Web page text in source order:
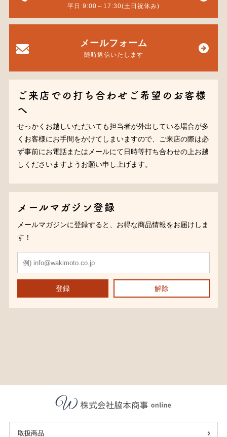
平日 9:00～17:30(土日祝休み)
メールフォーム
随時返信いたします
ご来店での打ち合わせご希望のお客様
へ
せっかくお越しいただいても担当者が外出している場合が多
くお客様にお手間をかけてしまいますので、ご来店の際は必
ず事前にお電話またはメールにて日時等打ち合わせの上お越
しくださいますようお願い申し上げます。
メールマガジン登録
メールマガジンに登録すると、お得な商品情報をお届けしま
す！
登録 解除
取扱商品